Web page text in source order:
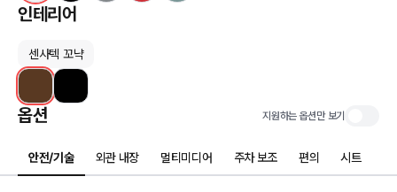
인테리어
센사텍 꼬냑
옵션 지원하는 옵션만 보기
안전/기술 외관 내장 멀티미디어 주차 보조 편의 시트